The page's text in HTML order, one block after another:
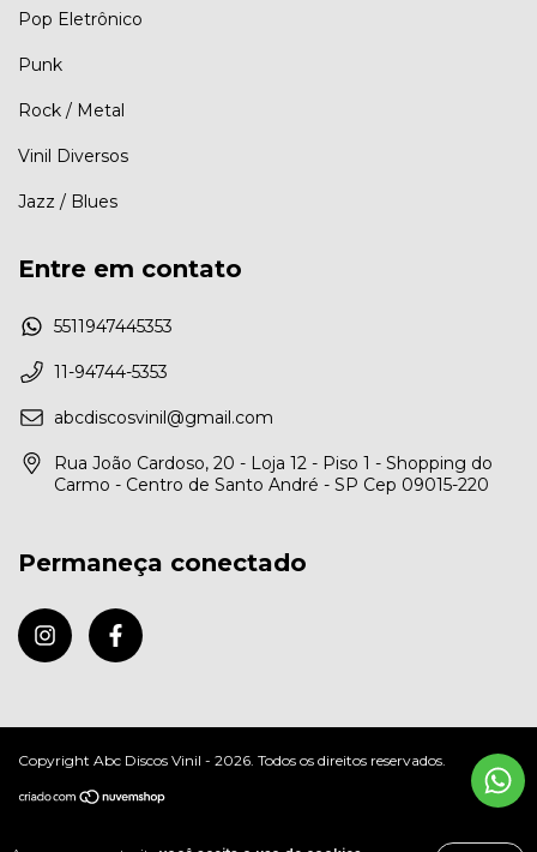
Pop Eletrônico
Punk
Rock / Metal
Vinil Diversos
Jazz / Blues
Entre em contato
5511947445353
11-94744-5353
abcdiscosvinil@gmail.com
Rua João Cardoso, 20 - Loja 12 - Piso 1 - Shopping do
Carmo - Centro de Santo André - SP Cep 09015-220
Permaneça conectado
Copyright Abc Discos Vinil - 2026. Todos os direitos reservados.